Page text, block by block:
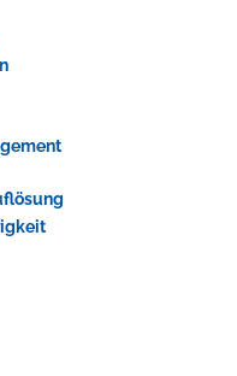
Standort für Events